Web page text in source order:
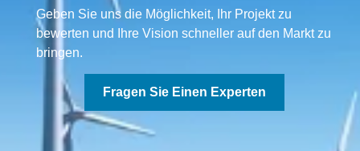
Geben Sie uns die Möglichkeit, Ihr Projekt zu
bewerten und Ihre Vision schneller auf den Markt zu
bringen.
Fragen Sie Einen Experten